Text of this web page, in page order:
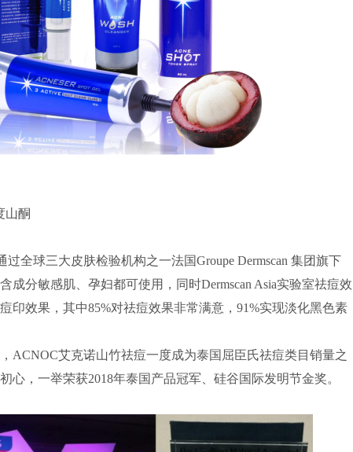
山酮
全球三大皮肤检验机构之一法国Groupe Dermscan 集团旗下
成分敏感肌、孕妇都可使用，同时Dermscan Asia实验室祛痘效
印效果，其中85%对祛痘效果非常满意，91%实现淡化黑色素
ACNOC艾克诺山竹祛痘一度成为泰国屈臣氏祛痘类目销量之
心，一举荣获2018年泰国产品冠军、硅谷国际发明节金奖。